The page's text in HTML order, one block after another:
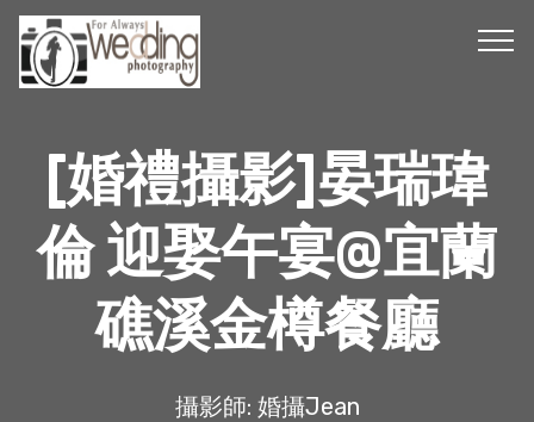
[婚禮攝影]晏瑞瑋
倫 迎娶午宴@宜蘭
礁溪金樽餐廳
攝影師: 婚攝Jean